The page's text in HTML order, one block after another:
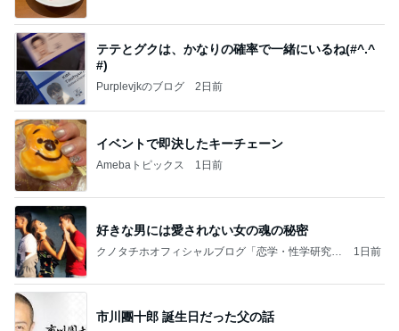
テテとグクは、かなりの確率で一緒にいるね(#^.^
#)
Purplevjkのブログ 2日前
イベントで即決したキーチェーン
Amebaトピックス 1日前
好きな男には愛されない女の魂の秘密
クノタチホオフィシャルブログ「恋学・性学研究
1日前
市川團十郎 誕生日だった父の話